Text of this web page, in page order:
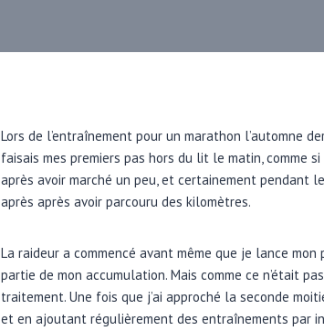
Lors de l’entraînement pour un marathon l’automne
faisais mes premiers pas hors du lit le matin, comme
après avoir marché un peu, et certainement pendant
après après avoir parcouru des kilomètres.
La raideur a commencé avant même que je lance
partie de mon accumulation. Mais comme ce n’était
traitement. Une fois que j’ai approché la seconde
et en ajoutant régulièrement des entraînements par